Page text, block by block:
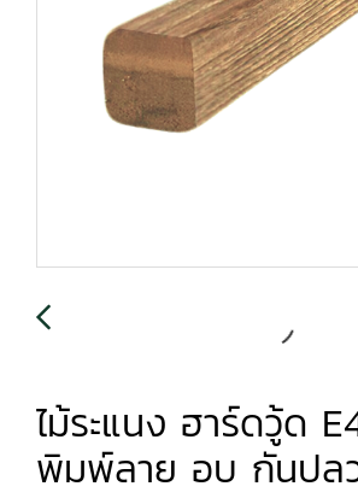
ไม้ระแนง ฮาร์ดวู้ด
พิมพ์ลาย อบ กันปล